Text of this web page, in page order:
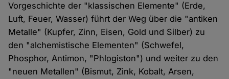
Vorgeschichte der "klassischen Elemente" (Erde,
Luft, Feuer, Wasser) führt der Weg über die "antiken
Metalle" (Kupfer, Zinn, Eisen, Gold und Silber) zu
den "alchemistische Elementen" (Schwefel,
Phosphor, Antimon, "Phlogiston") und weiter zu den
"neuen Metallen" (Bismut, Zink, Kobalt, Arsen,